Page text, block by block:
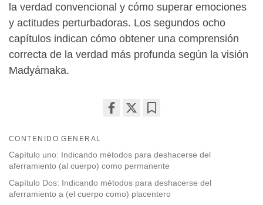
la verdad convencional y cómo superar emociones
y actitudes perturbadoras. Los segundos ocho
capítulos indican cómo obtener una comprensión
correcta de la verdad más profunda según la visión
Madyámaka.
facebook
CONTENIDO GENERAL
Capítulo uno: Indicando métodos para deshacerse del
aferramiento (al cuerpo) como permanente
Capítulo Dos: Indicando métodos para deshacerse del
aferramiento a (el cuerpo como) placentero